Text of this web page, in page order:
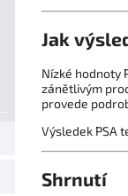
Jak
Nízké hodnoty
zánětlivým
provede
Výsledek PSA
Shrnutí